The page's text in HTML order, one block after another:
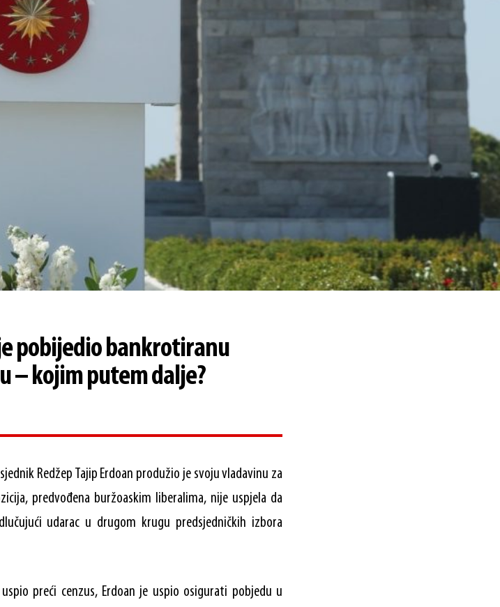
pobijedio bankrotiranu
– kojim putem dalje?
Redžep Tajip Erdoan produžio je svoju vladavinu za
predvođena buržoaskim liberalima, nije uspjela da
udarac u drugom krugu predsjedničkih izbora
preći cenzus, Erdoan je uspio osigurati pobjedu u